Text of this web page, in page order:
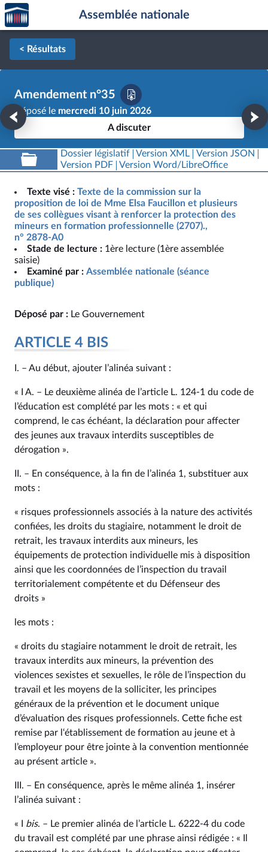
Aller au contenu
Aller en bas de la page
Accèder
à la
page
d'accueil
Assemblée nationale
< Résultats
Amendement n°35
Déposé le mercredi 10 juin 2026
A discuter
Dossier législatif Version XML
Version JSON
Version PDF
Version Word/LibreOffice
Texte visé : Texte de la commission sur la
proposition de loi de Mme Elsa Faucillon et plusieurs
de ses collègues visant à renforcer la protection des
mineurs en formation professionnelle (2707).,
n° 2878-A0
Stade de lecture : 1ère lecture (1ère assemblée
saisie)
Examiné par : Assemblée nationale (séance
publique)
Déposé par : Le Gouvernement
ARTICLE 4 BIS
I. – Au début, ajouter l’alinéa suivant :
« I A. – Le deuxième alinéa de l’article L. 124‑1 du code de
l’éducation est complété par les mots : « et qui
comprend, le cas échéant, la déclaration pour affecter
des jeunes aux travaux interdits susceptibles de
dérogation ».
II. – En conséquence, à la fin de l’alinéa 1, substituer aux
mots :
« risques professionnels associés à la nature des activités
confiées, les droits du stagiaire, notamment le droit de
retrait, les travaux interdits aux mineurs, les
équipements de protection individuelle mis à disposition
ainsi que les coordonnées de l’inspection du travail
territorialement compétente et du Défenseur des
droits »
les mots :
« droits du stagiaire notamment le droit de retrait, les
travaux interdits aux mineurs, la prévention des
violences sexistes et sexuelles, le rôle de l’inspection du
travail et les moyens de la solliciter, les principes
généraux de la prévention et le document unique
d’évaluation des risques professionnels. Cette fiche est
remise par l‘établissement de formation au jeune et à
l’employeur pour être jointe à la convention mentionnée
au présent article ».
III. – En conséquence, après le même alinéa 1, insérer
l’alinéa suivant :
« I bis. – Le premier alinéa de l’article L. 6222‑4 du code
du travail est complété par une phrase ainsi rédigée : « Il